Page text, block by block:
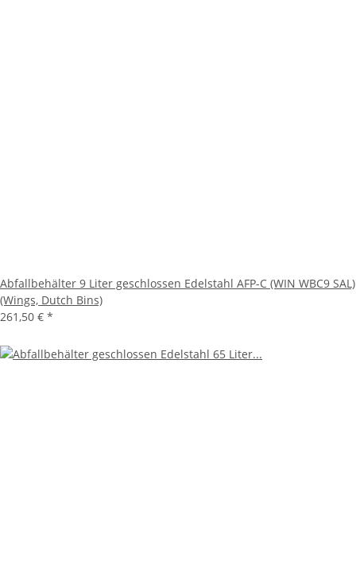
Abfallbehälter 9 Liter geschlossen Edelstahl AFP-C (WIN WBC9 SAL)
(Wings, Dutch Bins)
261,50 € *